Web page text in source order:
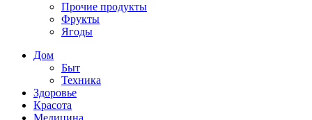
Прочие продукты
Фрукты
Ягоды
Дом
Быт
Техника
Здоровье
Красота
Медицина